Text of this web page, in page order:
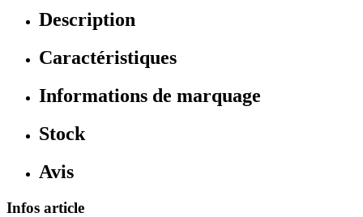
Description
Caractéristiques
Informations de marquage
Stock
Avis
Infos article